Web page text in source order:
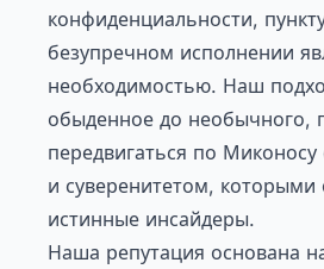
конфиденциальности,
безупречном исполнении
необходимостью. Наш
обыденное до необычного,
передвигаться по
и суверенитетом, которыми
истинные инсайдеры.
Наша репутация основана